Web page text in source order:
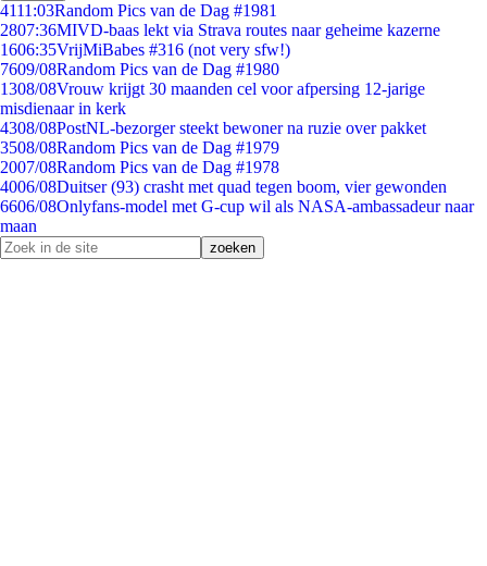
4111:03Random Pics van de Dag #1981
2807:36MIVD-baas lekt via Strava routes naar geheime kazerne
1606:35VrijMiBabes #316 (not very sfw!)
7609/08Random Pics van de Dag #1980
1308/08Vrouw krijgt 30 maanden cel voor afpersing 12-jarige
misdienaar in kerk
4308/08PostNL-bezorger steekt bewoner na ruzie over pakket
3508/08Random Pics van de Dag #1979
2007/08Random Pics van de Dag #1978
4006/08Duitser (93) crasht met quad tegen boom, vier gewonden
6606/08Onlyfans-model met G-cup wil als NASA-ambassadeur naar
maan